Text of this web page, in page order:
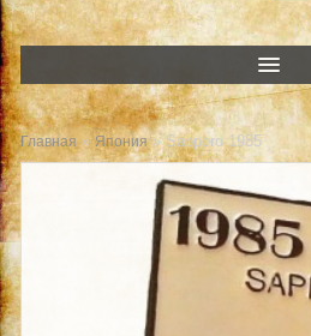
Главная » Япония» Sapporo 1985